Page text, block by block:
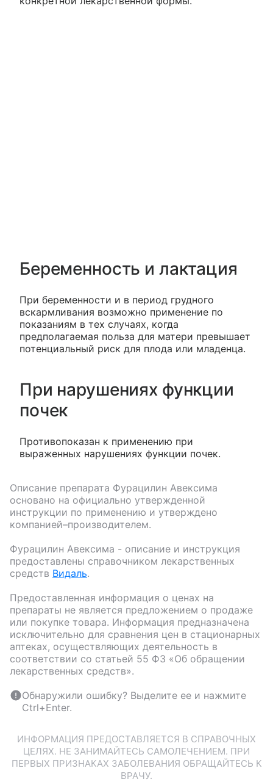
Беременность и лактация
При беременности и в период грудного
вскармливания возможно применение по
показаниям в тех случаях, когда
предполагаемая польза для матери превышает
потенциальный риск для плода или младенца.
При нарушениях функции
почек
Противопоказан к применению при
выраженных нарушениях функции почек.
Описание препарата Фурацилин Авексима
основано на официально утвержденной
инструкции по применению и утверждено
компанией–производителем.
Фурацилин Авексима - описание и инструкция
предоставлены справочником лекарственных
средств Видаль.
Предоставленная информация о ценах на
препараты не является предложением о продаже
или покупке товара. Информация предназначена
исключительно для сравнения цен в стационарных
аптеках, осуществляющих деятельность в
соответствии со статьей 55 ФЗ «Об обращении
лекарственных средств».
Обнаружили ошибку? Выделите ее и нажмите
Ctrl+Enter.
ИНФОРМАЦИЯ ПРЕДОСТАВЛЯЕТСЯ В СПРАВОЧНЫХ
ЦЕЛЯХ. НЕ ЗАНИМАЙТЕСЬ САМОЛЕЧЕНИЕМ. ПРИ
ПЕРВЫХ ПРИЗНАКАХ ЗАБОЛЕВАНИЯ ОБРАЩАЙТЕСЬ К
ВРАЧУ.